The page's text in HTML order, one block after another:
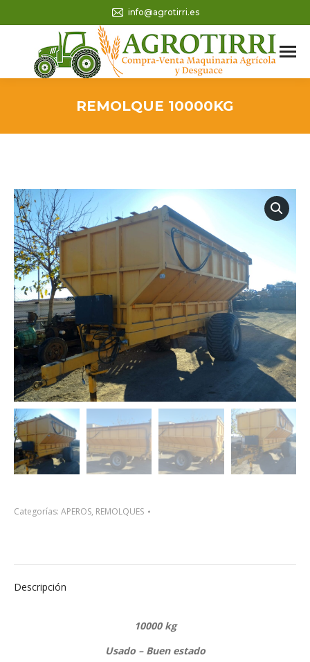
info@agrotirri.es
REMOLQUE 10000KG
Categorías: APEROS, REMOLQUES
Descripción
10000 kg
Usado – Buen estado